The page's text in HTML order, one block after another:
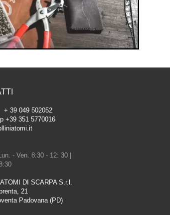
+ 39 049 502052
+39 351 5770016
- Ven. 8:30 - 12: 30 |
DI SCARPA S.r.l.
21
Padovana (PD)